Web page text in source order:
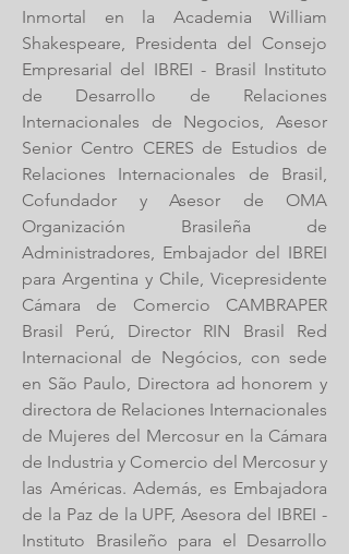
Inmortal en la Academia William
Shakespeare, Presidenta del Consejo
Empresarial del IBREI - Brasil Instituto
de Desarrollo de Relaciones
Internacionales de Negocios, Asesor
Senior Centro CERES de Estudios de
Relaciones Internacionales de Brasil,
Cofundador y Asesor de OMA
Organización Brasileña de
Administradores, Embajador del IBREI
para Argentina y Chile, Vicepresidente
Cámara de Comercio CAMBRAPER
Brasil Perú, Director RIN Brasil Red
Internacional de Negócios, con sede
en São Paulo, Directora ad honorem y
directora de Relaciones Internacionales
de Mujeres del Mercosur en la Cámara
de Industria y Comercio del Mercosur y
las Américas. Además, es Embajadora
de la Paz de la UPF, Asesora del IBREI -
Instituto Brasileño para el Desarrollo